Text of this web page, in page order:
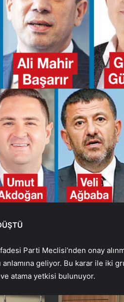
Parti Meclisi’nden onay
anlamına geliyor. Bu karar ile iki
atama yetkisi bulunuyor.